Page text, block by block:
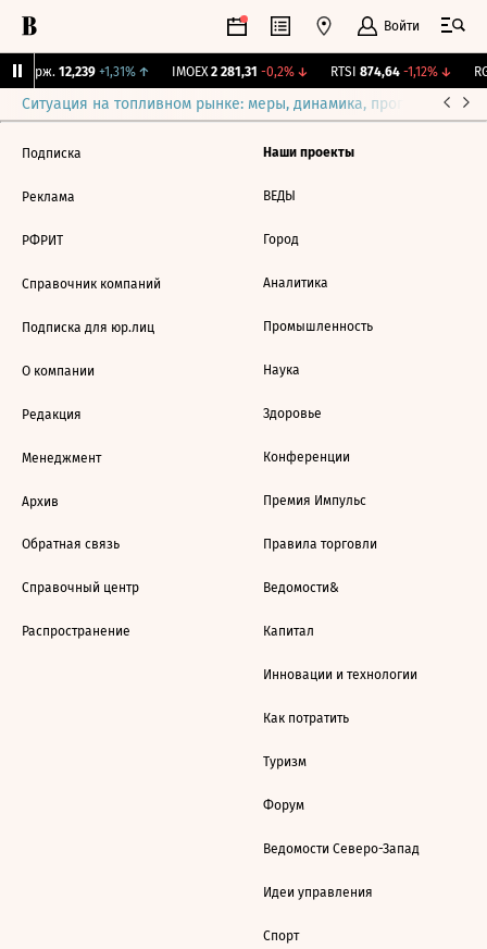
Войти
Бирж. 12,239 +1,31%↑ IMOEX 2 281,31 -0,2%↓ RTSI 874,64 -1,12%↓
Ситуация на топливном рынке: меры, динамика, прогнозы
Подписка
Реклама
РФРИТ
Справочник компаний
Подписка для юр.лиц
О компании
Редакция
Менеджмент
Архив
Обратная связь
Справочный центр
Распространение
Наши проекты
ВЕДЫ
Город
Аналитика
Промышленность
Наука
Здоровье
Конференции
Премия Импульс
Правила торговли
Ведомости&
Капитал
Инновации и технологии
Как потратить
Туризм
Форум
Ведомости Северо-Запад
Идеи управления
Спорт